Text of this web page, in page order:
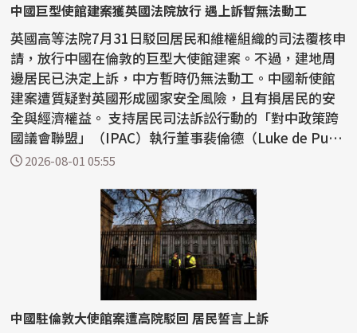
中國巨型使館建案獲英國法院放行 遇上訴暫無法動工
英國高等法院7月31日駁回居民和維權組織的司法覆核申
請，放行中國在倫敦的巨型大使館建案。不過，建地周
邊居民已決定上訴，中方暫時仍無法動工。中國新使館
建案遭質疑對英國形成國家安全風險，且有損居民的安
全與經濟權益。 支持居民司法訴訟行動的「對中政策跨
國議會聯盟」（IPAC）執行董事裴倫德（Luke de Pulf
ord...
2026-08-01 05:55
中國駐倫敦大使館案遭高院駁回 居民誓言上訴